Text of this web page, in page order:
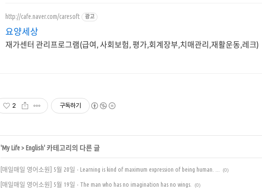
http://cafe.naver.com/caresoft 광고
요양세상
재가센터 관리프로그램(급여, 사회보험, 평가,회계장부,치매관리,재활운동,레크)
2 구독하기
'My Life> English' 카테고리의 다른 글
[매일매일 영어소원] 5월 20일 - Learning is kind of maximum expression of being human. ... (0)
[매일매일 영어소원] 5월 19일 - The man who has no imagination has no wings. (0)